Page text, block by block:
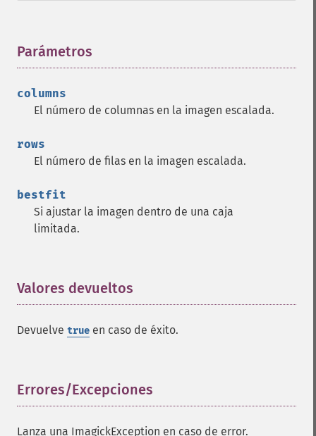
Parámetros
columns
El número de columnas en la imagen escalada.
rows
El número de filas en la imagen escalada.
bestfit
Si ajustar la imagen dentro de una caja
limitada.
Valores devueltos
Devuelve true en caso de éxito.
Errores/Excepciones
Lanza una ImagickException en caso de error.